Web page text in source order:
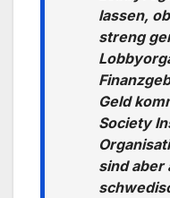
lassen,
streng
Geld
Society
sind aber